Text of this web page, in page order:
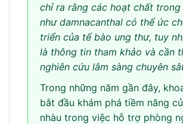
chỉ ra rằng các hoạt chất trong
như damnacanthal có thể ức
triển của tế bào ung thư, tuy
là thông tin tham khảo và cần
nghiên cứu lâm sàng chuyên
Trong những năm gần đây,
bắt đầu khám phá tiềm năng
nhàu trong việc hỗ trợ phòng